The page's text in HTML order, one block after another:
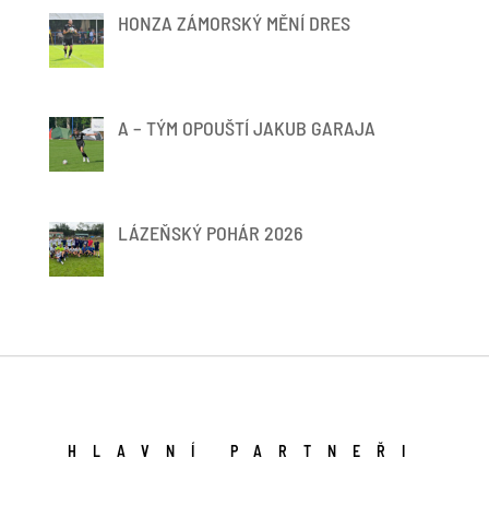
HONZA ZÁMORSKÝ MĚNÍ DRES
A – TÝM OPOUŠTÍ JAKUB GARAJA
LÁZEŇSKÝ POHÁR 2026
HLAVNÍ PARTNEŘI